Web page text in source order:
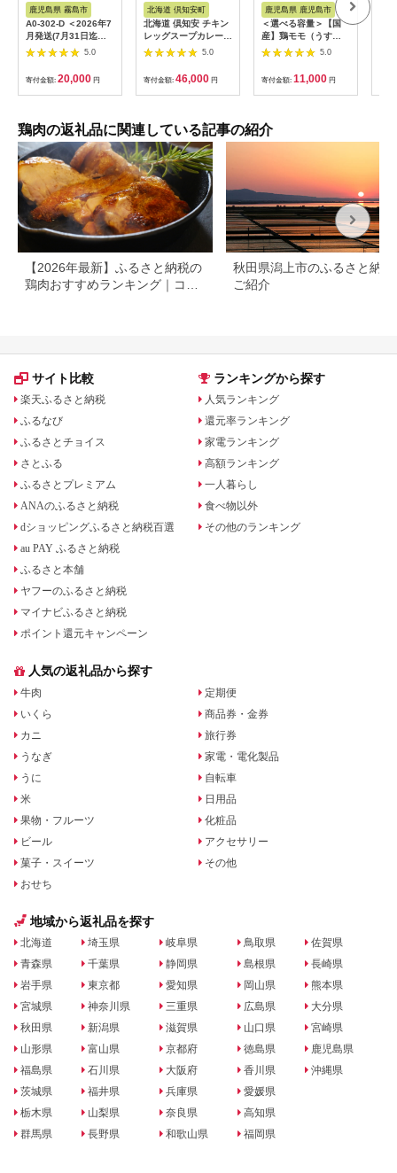
鹿児島県 霧島市
A0-302-D ＜2026年7
月発送(7月31日迄に
発送)＞三世代続く鶏
肉店の鶏刺し(計
2kg・200g×10パッ
ク)【海江田鶏肉店】
霧島市 鹿児島 国産 鳥
ムネ もも肉 むね肉 胸
肉 タタキ 刺身 セット
真空パック 醤油付き
おつまみ
5.0
寄付金額: 20,000 円
北海道 倶知安町
北海道 倶知安 チキン
レッグスープカレー
300g 20個 中辛 レト
ルト 食品 加工品 時短
チキン スープ カレー
詰め合わせ 野菜 じゃ
がいも 【お肉・加工
5.0
寄付金額: 46,000 円
アム
鹿児島県 鹿児島市
＜選べる容量＞【国
産】鶏モモ（うす
塩） K025-012
5.0
寄付金額: 11,000 円
鶏肉の返礼品に関連している記事の紹介
【2026年最新】ふるさと納税の
鶏肉おすすめランキング｜コス
秋田県潟上市のふるさと納税
ご紹介
サイト比較
楽天ふるさと納税
ふるなび
ふるさとチョイス
さとふる
ふるさとプレミアム
ANAのふるさと納税
dショッピングふるさと納税百選
au PAY ふるさと納税
ふるさと本舗
ヤフーのふるさと納税
マイナビふるさと納税
ポイント還元キャンペーン
ランキングから探す
人気ランキング
還元率ランキング
家電ランキング
高額ランキング
一人暮らし
食べ物以外
その他のランキング
人気の返礼品から探す
牛肉
いくら
カニ
うなぎ
うに
米
果物・フルーツ
ビール
菓子・スイーツ
おせち
定期便
商品券・金券
旅行券
家電・電化製品
自転車
日用品
化粧品
アクセサリー
その他
地域から返礼品を探す
北海道
青森県
岩手県
宮城県
秋田県
山形県
福島県
茨城県
栃木県
群馬県
埼玉県
千葉県
東京都
神奈川県
新潟県
富山県
石川県
福井県
山梨県
長野県
岐阜県
静岡県
愛知県
三重県
滋賀県
京都府
大阪府
兵庫県
奈良県
和歌山県
鳥取県
島根県
岡山県
広島県
山口県
徳島県
香川県
愛媛県
高知県
福岡県
佐賀県
長崎県
熊本県
大分県
宮崎県
鹿児島県
沖縄県